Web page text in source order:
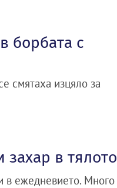
борбата с
смятаха изцяло за
в тялото
в ежедневието. Много